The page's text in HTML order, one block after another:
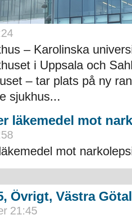
– Karolinska
i Uppsala och
– tar plats på ny
sjukhus...
läkemedel mot
mot
Övrigt, Västra
21:45